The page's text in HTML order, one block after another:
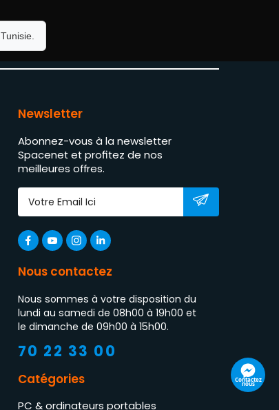
Newsletter
Abonnez-vous à la newsletter
Spacenet et profitez de nos
meilleures offres.
Nous contactez
Nous sommes à votre disposition du
lundi au samedi de 08h00 à 19h00 et
le dimanche de 09h00 à 15h00.
70 22 33 00
Catégories
PC & ordinateurs portables
Contactez
nous